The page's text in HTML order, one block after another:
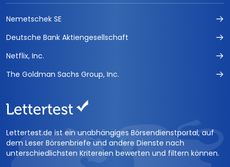
Nemetschek SE
Deutsche Bank Aktiengesellschaft
Netflix, Inc.
The Goldman Sachs Group, Inc.
Lettertest.de ist ein unabhängiges Börsendienstportal, auf
dem Leser Börsenbriefe und andere Dienste nach
unterschiedlichsten Kritereien bewerten und filtern können.